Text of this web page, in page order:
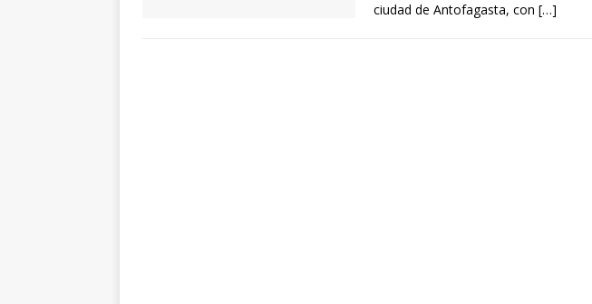
ciudad de Antofagasta, con […]